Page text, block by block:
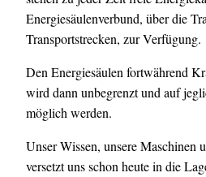
Energiesäulenverbund, über die
Transportstrecken, zur Verfügung.
Den Energiesäulen fortwährend
wird dann unbegrenzt und auf
möglich werden.
Unser Wissen, unsere Maschinen
versetzt uns schon heute in die